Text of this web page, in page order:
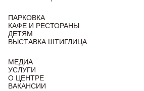
ПАРКОВКА
КАФЕ И РЕСТОРАНЫ
ДЕТЯМ
ВЫСТАВКА ШТИГЛИЦА
МЕДИА
УСЛУГИ
О ЦЕНТРЕ
ВАКАНСИИ